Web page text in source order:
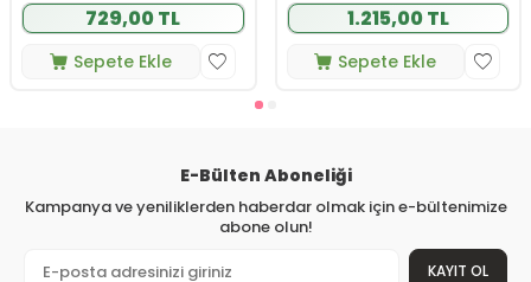
729,00 TL
Sepete Ekle
1.215,00 TL
Sepete Ekle
E-Bülten Aboneliği
Kampanya ve yeniliklerden haberdar olmak için e-bültenimize
abone olun!
KAYIT OL